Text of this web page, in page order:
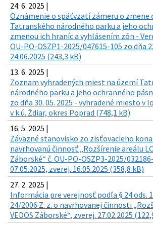
24. 6. 2025 |
Oznámenie o späťvzatí zámeru o zmene
Tatranského národného parku a jeho
zmenou ich hraníc a vyhlásením zón -
OU-PO-OSZP1-2025/047615-105 zo dňa
24.06.2025 (243,3 kB)
13. 6. 2025 |
Zoznam vyhradených miest na území
národného parku a jeho ochranného
zo dňa 30. 05. 2025 - vyhradené miesto v
v k.ú. Ždiar, okres Poprad (748,1 kB)
16. 5. 2025 |
Záväzné stanovisko zo zisťovacieho
navrhovanú činnosť „Rozšírenie areálu
Záborské“ č. OU-PO-OSZP3-2025/
07.05.2025, zverej. 16.05.2025 (358,8 kB)
27. 2. 2025 |
Informácia pre verejnosť podľa § 24 ods.
24/2006 Z. z. o navrhovanej činnosti
VEDOS Záborské“, zverej. 27.02.2025